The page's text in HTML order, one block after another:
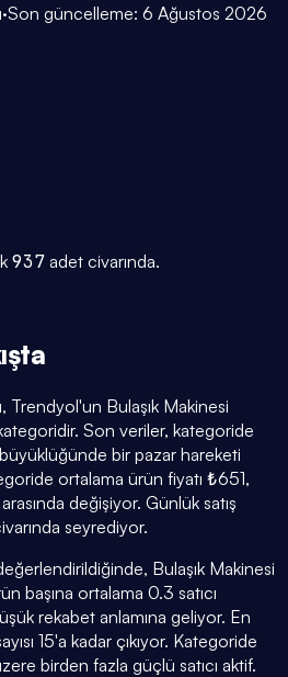
·Son güncelleme: 6 Ağustos 2026
937adet civarında.
Trendyol'un Bulaşık Makinesi
Son veriler, kategoride
büyüklüğünde bir pazar hareketi
ortalama ürün fiyatı ₺651,
değişiyor. Günlük satış
seyrediyor.
Bulaşık Makinesi
başına ortalama 0.3 satıcı
rekabet anlamına geliyor. En
15'a kadar çıkıyor. Kategoride
birden fazla güçlü satıcı aktif.